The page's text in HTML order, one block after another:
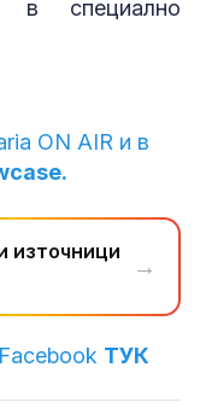
в специално
ON AIR и в
източници
→
ТУК